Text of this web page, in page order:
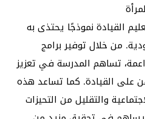
القيادة نموذجًا يحتذى به
من خلال توفير برامج
تساهم المدرسة في تعزيز
على القيادة. كما تساعد هذه
والتقليل من التحيزات